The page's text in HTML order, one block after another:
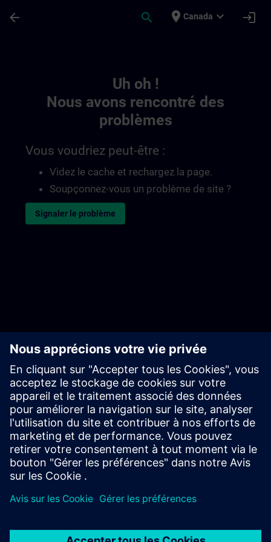
arrow_back search place Canada expand_more login
Uh oh !
Nous avons rencontré des
problèmes
Vous voudriez peut-être :
Videz le cache et rechargez la page.
Soupçonnez-vous un problème de site ?
Signaler le problème